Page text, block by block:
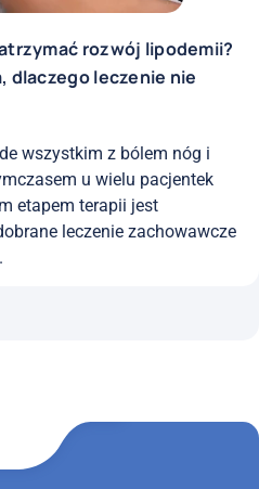
rozwój lipodemii?
dlaczego leczenie nie
wszystkim z bólem nóg i
u wielu pacjentek
etapem terapii jest
leczenie zachowawcze